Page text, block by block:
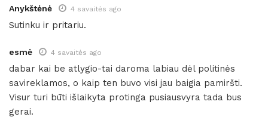
Anykštėnė 4 savaitės ago
Sutinku ir pritariu.
esmė 4 savaitės ago
dabar kai be atlygio-tai daroma labiau dėl politinės
savireklamos, o kaip ten buvo visi jau baigia pamiršti.
Visur turi būti išlaikyta protinga pusiausvyra tada bus
gerai.